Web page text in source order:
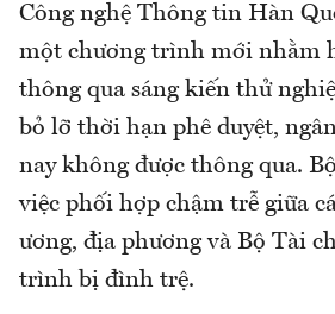
Công nghệ Thông tin Hàn
một chương trình mới nhằm
thông qua sáng kiến thử
bỏ lỡ thời hạn phê duyệt,
nay không được thông qua.
việc phối hợp chậm trễ giữa
ương, địa phương và Bộ Tài
trình bị đình trệ.